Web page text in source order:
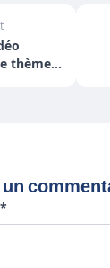
thème